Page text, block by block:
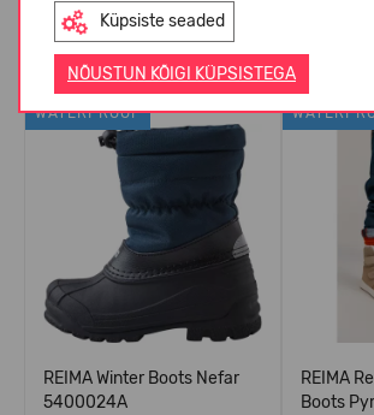
Küpsiste seaded
NÕUSTUN KÕIGI KÜPSISTEGA
Sarnased tooted
WATERPROOF
REIMA Winter Boots Nefar
5400024A
REIMA
Boots